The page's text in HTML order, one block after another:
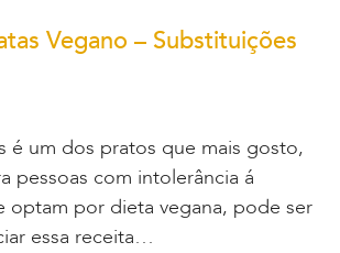
Vegano – Substituições
é um dos pratos que mais gosto,
pessoas com intolerância á
optam por dieta vegana, pode ser
essa receita…